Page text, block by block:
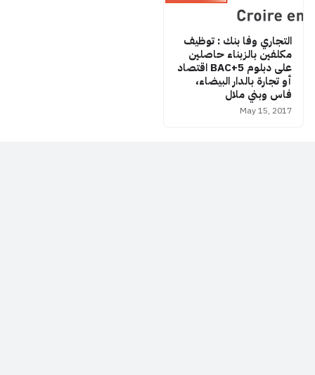
التجاري وفا بنك : توظيف
مكلفين بالزبناء حاصلين
على دبلوم BAC+5 اقتصاد
أو تجارة بالدار البيضاء،
فاس وبني ملال
May 15, 2017